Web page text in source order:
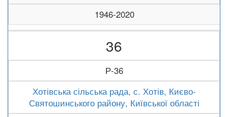
1946-2020
36
Р-36
Хотівська сільська рада, с. Хотів, Києво-
Святошинського району, Київської області